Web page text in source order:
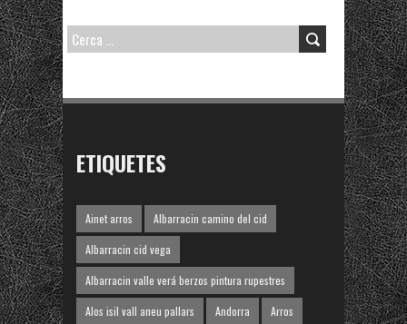
CERCA:
ETIQUETES
Ainet arros
Albarracin camino del cid
Albarracin cid vega
Albarracin valle verá berzos pintura rupestres
Alos isil vall aneu pallars
Andorra
Arros